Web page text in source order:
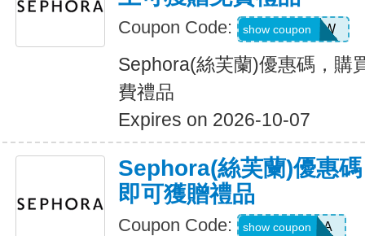
Coupon Code: TRYDAYDEW
show coupon
Sephora(絲芙蘭)優惠碼，購
費禮品
Expires on 2026-10-07
Sephora(絲芙蘭)優惠
即可獲贈禮品
Coupon Code: LOVEPRADA
show coupon